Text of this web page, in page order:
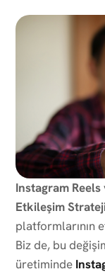
Instagram
Etkileşim
platformlarının
Biz de, bu
üretiminde